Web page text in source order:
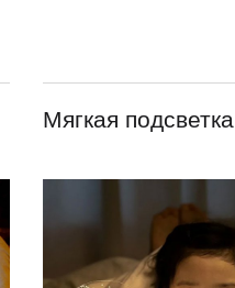
Мягкая подсветка